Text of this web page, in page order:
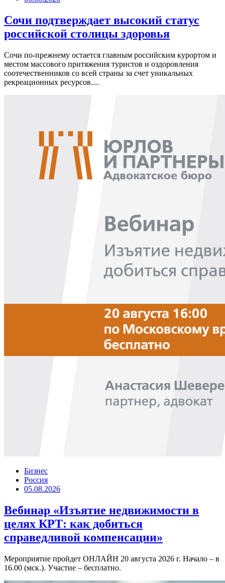
Сочи подтверждает высокий статус
российской столицы здоровья
Сочи по-прежнему остается главным российским курортом и
местом массового притяжения туристов и оздоровления
соотечественников со всей страны за счет уникальных
рекреационных ресурсов....
Бизнес
Россия
05.08.2026
Вебинар «Изъятие недвижимости в
целях КРТ: как добиться
справедливой компенсации»
Мероприятие пройдет ОНЛАЙН 20 августа 2026 г. Начало – в
16.00 (мск.). Участие – бесплатно.